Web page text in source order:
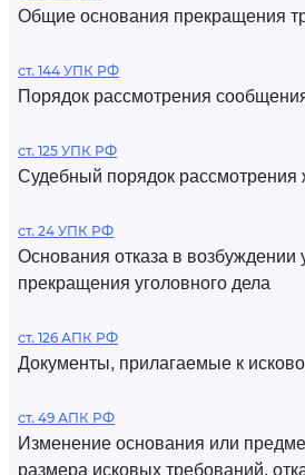
Общие основания прекращения
ст. 144 УПК РФ
Порядок рассмотрения
ст. 125 УПК РФ
Судебный порядок рассмотрения
ст. 24 УПК РФ
Основания отказа в возбуждении
прекращения уголовного дела
ст. 126 АПК РФ
Документы, прилагаемые к
ст. 49 АПК РФ
Изменение основания или
размера исковых требований,